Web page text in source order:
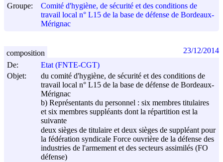
Groupe:
Comité d'hygiène, de sécurité et des conditions de
travail local n° L15 de la base de défense de Bordeaux-
Mérignac
De:
Etat (FNTE-CGT)
Objet:
du comité d'hygiène, de sécurité et des conditions de
travail local n° L15 de la base de défense de Bordeaux-
Mérignac
b) Représentants du personnel : six membres titulaires
et six membres suppléants dont la répartition est la
suivante
deux sièges de titulaire et deux sièges de suppléant pour
la fédération syndicale Force ouvrière de la défense des
industries de l'armement et des secteurs assimilés (FO
défense)
composition 23/12/2014